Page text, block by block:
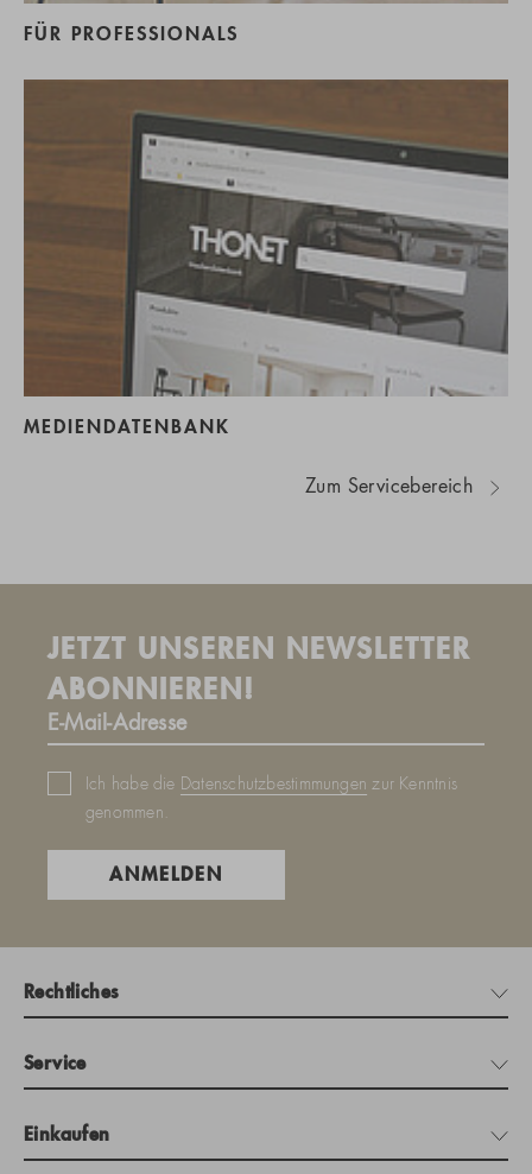
FÜR PROFESSIONALS
MEDIENDATENBANK
Zum Servicebereich
JETZT UNSEREN NEWSLETTER
ABONNIEREN!
Ich habe die Datenschutzbestimmungen zur Kenntnis
genommen.
ANMELDEN
Rechtliches
Service
Einkaufen